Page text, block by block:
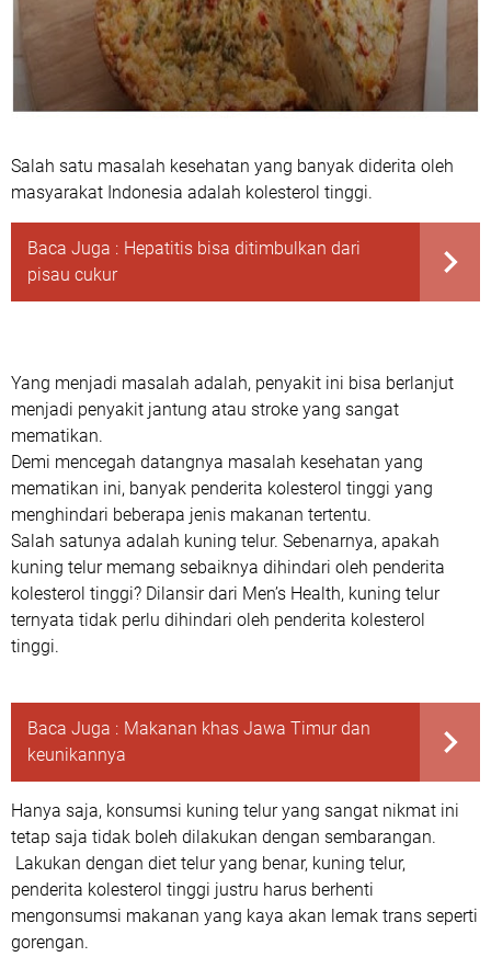
Salah satu masalah kesehatan yang banyak diderita oleh
masyarakat Indonesia adalah kolesterol tinggi.
Baca Juga : Hepatitis bisa ditimbulkan dari
pisau cukur
Yang menjadi masalah adalah, penyakit ini bisa berlanjut
menjadi penyakit jantung atau stroke yang sangat
mematikan.
Demi mencegah datangnya masalah kesehatan yang
mematikan ini, banyak penderita kolesterol tinggi yang
menghindari beberapa jenis makanan tertentu.
Salah satunya adalah kuning telur. Sebenarnya, apakah
kuning telur memang sebaiknya dihindari oleh penderita
kolesterol tinggi? Dilansir dari Men’s Health, kuning telur
ternyata tidak perlu dihindari oleh penderita kolesterol
tinggi.
Baca Juga : Makanan khas Jawa Timur dan
keunikannya
Hanya saja, konsumsi kuning telur yang sangat nikmat ini
tetap saja tidak boleh dilakukan dengan sembarangan.
Lakukan dengan diet telur yang benar, kuning telur,
penderita kolesterol tinggi justru harus berhenti
mengonsumsi makanan yang kaya akan lemak trans seperti
gorengan.